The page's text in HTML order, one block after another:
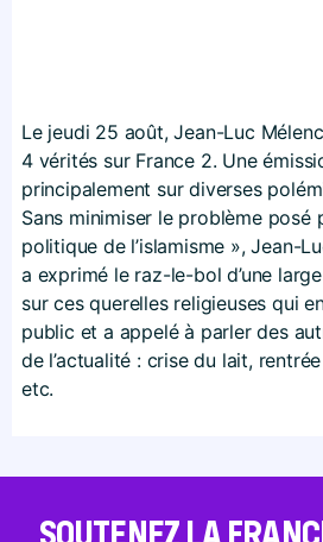
Le jeudi 25 août, Jean-Luc
4 vérités sur France 2. Une
principalement sur diverses
Sans minimiser le problème posé
politique de l’islamisme », Jean-
a exprimé le raz-le-bol d’une
sur ces querelles religieuses qui
public et a appelé à parler des
de l’actualité : crise du lait,
etc.